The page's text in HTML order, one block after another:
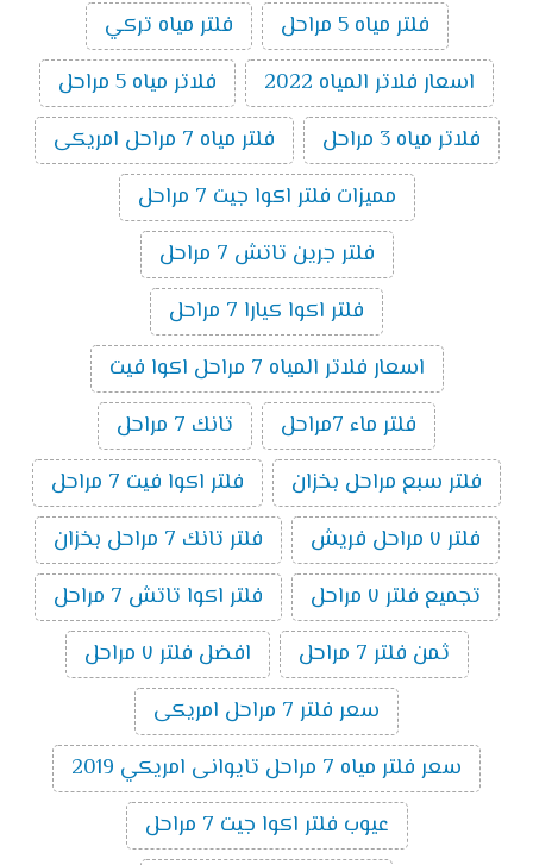
فلتر مياه 5 مراحل
فلتر مياه تركي
اسعار فلاتر المياه 2022
فلاتر مياه 5 مراحل
فلاتر مياه 3 مراحل
فلتر مياه 7 مراحل امريكى
مميزات فلتر اكوا جيت 7 مراحل
فلتر جرين تاتش 7 مراحل
فلتر اكوا كيارا 7 مراحل
اسعار فلاتر المياه 7 مراحل اكوا فيت
فلتر ماء 7مراحل
تانك 7 مراحل
فلتر سبع مراحل بخزان
فلتر اكوا فيت 7 مراحل
فلتر ٧ مراحل فريش
فلتر تانك 7 مراحل بخزان
تجميع فلتر ٧ مراحل
فلتر اكوا تاتش 7 مراحل
ثمن فلتر 7 مراحل
افضل فلتر ٧ مراحل
سعر فلتر 7 مراحل امريكى
سعر فلتر مياه 7 مراحل تايوانى امريكي 2019
عيوب فلتر اكوا جيت 7 مراحل